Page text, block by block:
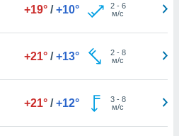
+19° / +10° 2- 6
м/с
+21° / +13° 2- 8
м/с
+21° / +12° 3- 8
м/с